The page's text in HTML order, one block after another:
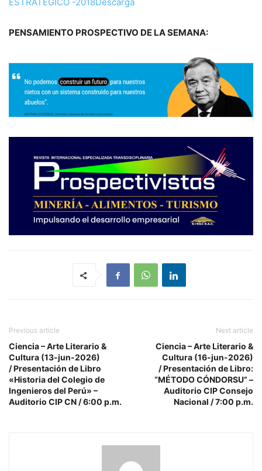
PENSAMIENTO PROSPECTIVO DE LA SEMANA:
Previous article
Ciencia – Arte Literario &
Cultura (13-jun-2026)
/ Presentación de Libro
«Historia del Colegio de
Ingenieros del Perú» –
Auditorio CIP CN / 6:00 p.m.
Next article
Ciencia – Arte Literario &
Cultura (16-jun-2026)
/ Presentación de Libro:
“MÉTODO CÓNDORSU” –
Auditorio CIP Consejo
Nacional / 7:00 p.m.